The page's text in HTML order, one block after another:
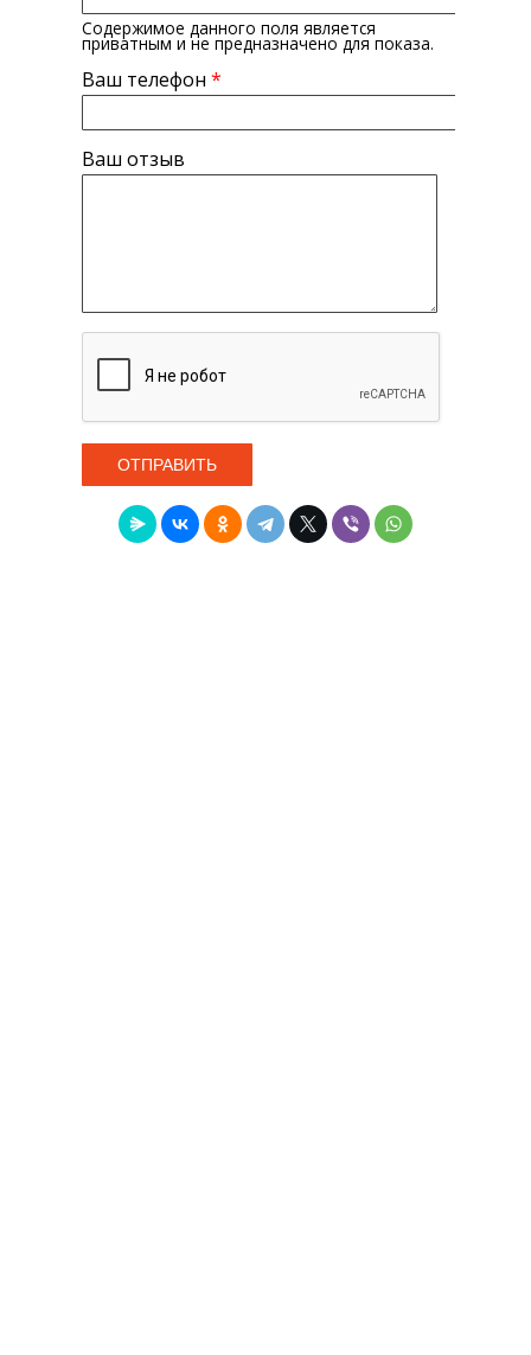
Содержимое данного поля является
приватным и не предназначено для показа.
Ваш телефон *
Ваш отзыв